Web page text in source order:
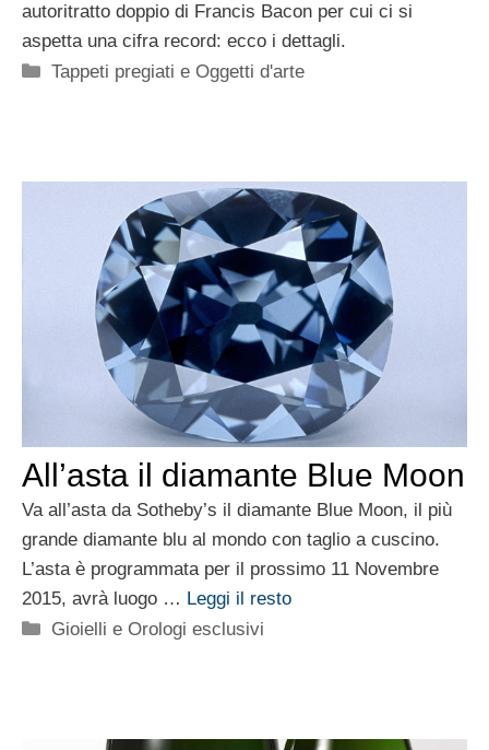
autoritratto doppio di Francis Bacon per cui ci si
aspetta una cifra record: ecco i dettagli.
Categorie
Tappeti pregiati e Oggetti d'arte
All’asta il diamante Blue Moon
Va all’asta da Sotheby’s il diamante Blue Moon, il più
grande diamante blu al mondo con taglio a cuscino.
L’asta è programmata per il prossimo 11 Novembre
2015, avrà luogo … Leggi il resto
Categorie
Gioielli e Orologi esclusivi